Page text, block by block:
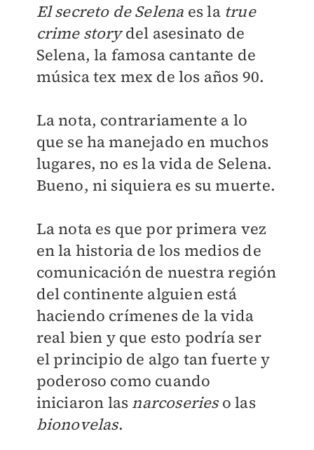
El secreto de Selena es la true
crime storydel asesinato de
Selena, la famosa cantante de
música tex mex de los años 90.
La nota, contrariamente a lo
que se ha manejado en muchos
lugares, no es la vida de Selena.
Bueno, ni siquiera es su muerte.
La nota es que por primera vez
en la historia de los medios de
comunicación de nuestra región
del continente alguien está
haciendo crímenes de la vida
real bien y que esto podría ser
el principio de algo tan fuerte y
poderoso como cuando
iniciaron las narcoserieso las
bionovelas.